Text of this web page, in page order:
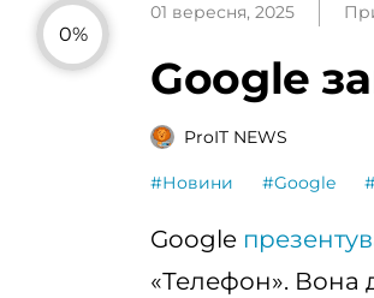
0%
01 вересня, 2025
Google
ProIT NEWS
#Новини #Google
Google
«Телефон». Вона